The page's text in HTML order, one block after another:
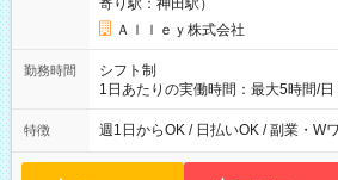
寄り駅：神田駅）
Ａｌｌｅｙ株式会社
勤務時間
シフト制
1日あたりの実働時間：最大5時間/
実働時間：1-5時間 └上記の時間帯
能！ └平日・土曜日の中で、お好き
18:00 などのように、自由な働き
特徴 週1日からOK / 日払いOK / 副業・W